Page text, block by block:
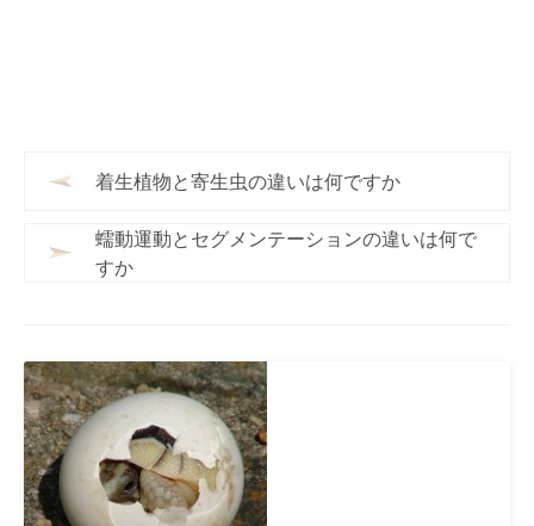
着生植物と寄生虫の違いは何ですか
蠕動運動とセグメンテーションの違いは何で
すか